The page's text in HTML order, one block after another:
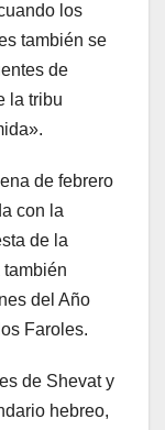
los
también se
de
la tribu
de febrero
con la
de la
del Año
Faroles.
de Shevat y
hebreo,